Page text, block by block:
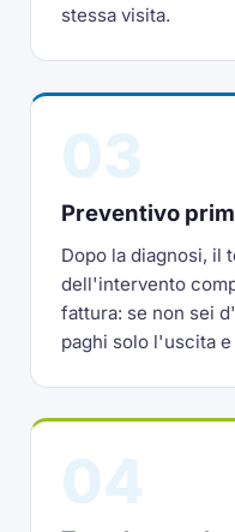
stessa visita.
Preventivo
Dopo la diagnosi, il
dell'intervento
fattura: se non sei
paghi solo l'uscita e